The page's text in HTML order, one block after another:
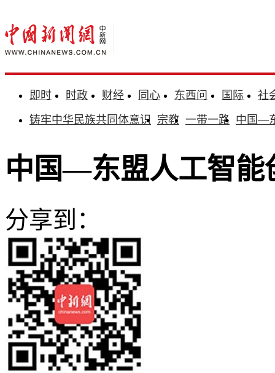
即时 时政 财经 同心 东西问 国际
社
铸牢中华民族共同体意识 宗教 一带一路 中国—
中国—东盟人工智能
分享到：